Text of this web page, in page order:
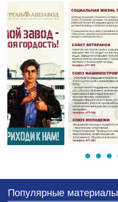
Популярные материалы